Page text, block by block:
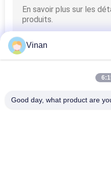
Vinan
Good day, what product are